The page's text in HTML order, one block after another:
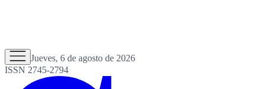
Jueves, 6 de agosto de 2026
ISSN 2745-2794